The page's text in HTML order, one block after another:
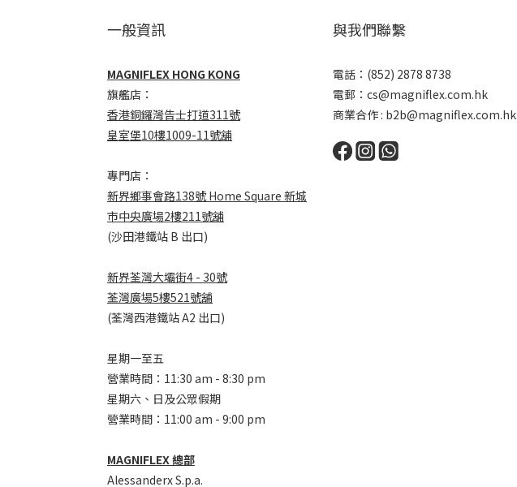
一般資訊
MAGNIFLEX HONG KONG
旗艦店：
香港銅鑼灣告士打道311號
皇室堡10樓1009-11號舖
專門店：
新界鄉事會路138號 Home Square 新城
市中央廣場2樓211號舖
(沙田港鐵站 B 出口)
新界荃灣大壩街4 - 30號
荃灣廣場5樓521號舖
(荃灣西港鐵站 A2 出口)
星期一至五
營業時間：11:30 am - 8:30 pm
星期六、日及公眾假期
營業時間：11:00 am - 9:00 pm
MAGNIFLEX 總部
Alessanderx S.p.a.
與我們聯繫
電話：(852) 2878 8738
電郵： cs@magniflex.com.hk
商業合作 : b2b@magniflex.com.hk